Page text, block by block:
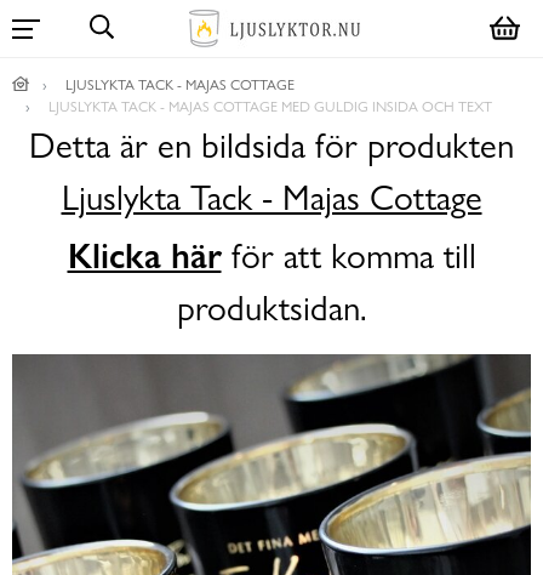
LJUSLYKTA TACK - MAJAS COTTAGE
LJUSLYKTA TACK - MAJAS COTTAGE MED GULDIG INSIDA OCH TEXT
Detta är en bildsida för produkten
Ljuslykta Tack - Majas Cottage
Klicka härför att komma till
produktsidan.